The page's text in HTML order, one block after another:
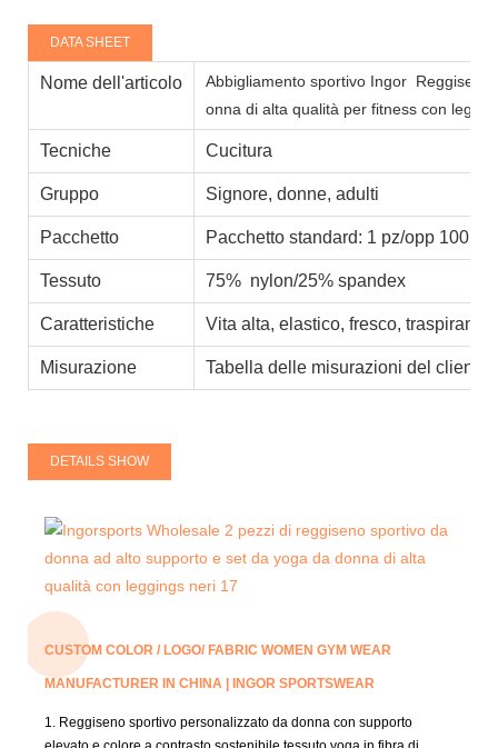
DATA SHEET
Nome dell'articolo Abbigliamento sportivo Ingor Reggiseno
onna di alta qualità per fitness con
Tecniche Cucitura
Gruppo Signore, donne, adulti
Pacchetto Pacchetto standard: 1 pz/opp 100
Tessuto 75% nylon/25% spandex
Caratteristiche Vita alta, elastico, fresco,
Misurazione Tabella delle misurazioni del
DETAILS SHOW
CUSTOM COLOR / LOGO/ FABRIC WOMEN GYM WEAR
MANUFACTURER IN CHINA | INGOR SPORTSWEAR
1. Reggiseno sportivo personalizzato da donna con supporto